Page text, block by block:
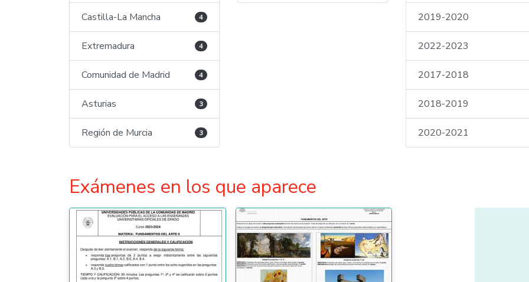
Castilla-La Mancha 4
Extremadura 4
Comunidad de Madrid 4
Asturias 3
Región de Murcia 3
2019-2020
2022-2023
2017-2018
2018-2019
2020-2021
Exámenes en los que aparece